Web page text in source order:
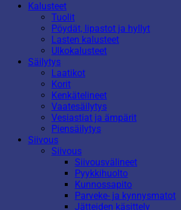
Kalusteet
Tuolit
Pöydät, lipastot ja hyllyt
Lasten kalusteet
Ulkokalusteet
Säilytys
Laatikot
Korit
Kenkätelineet
Vaatesäilytys
Vesiastiat ja ämpärit
Piensäilytys
Siivous
Siivous
Siivousvälineet
Pyykkihuolto
Kunnossapito
Parveke- ja kynnysmatot
Jätteiden käsittely